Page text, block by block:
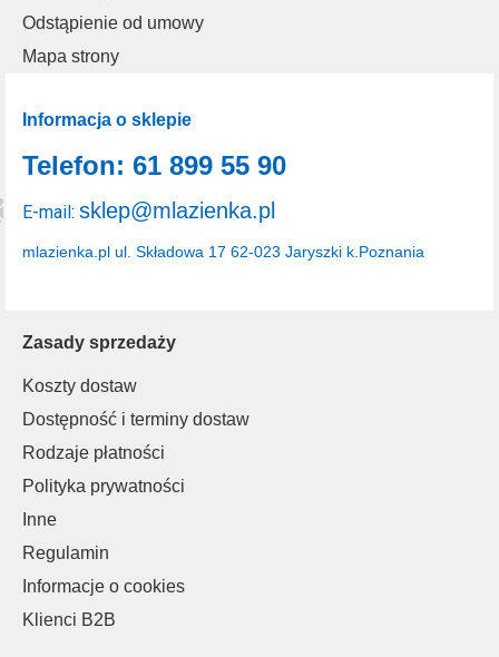
Odstąpienie od umowy
Mapa strony
Zasady sprzedaży
Koszty dostaw
Dostępność i terminy dostaw
Rodzaje płatności
Polityka prywatności
Inne
Regulamin
Informacje o cookies
Klienci B2B
Informacja o sklepie
mlazienka.pl ul. Składowa 17 62-023 Jaryszki k.Poznania
Telefon: 61 899 55 90
E-mail: sklep@mlazienka.pl